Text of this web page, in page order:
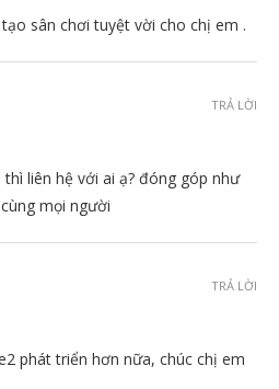
sân chơi tuyệt vời cho chị em .
liên hệ với ai ạ? đóng góp như
mọi người
TRẢ LỜI
phát triển hơn nữa, chúc chị em
TRẢ LỜI